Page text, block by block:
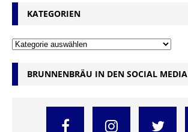
KATEGORIEN
BRUNNENBRÄU IN DEN SOCIAL MEDIA